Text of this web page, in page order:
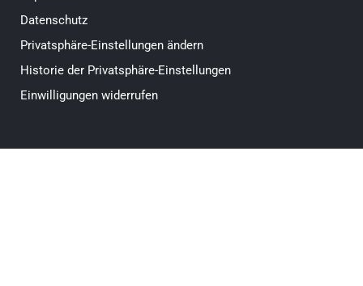
Datenschutz
Privatsphäre-Einstellungen ändern
Historie der Privatsphäre-Einstellungen
Einwilligungen widerrufen